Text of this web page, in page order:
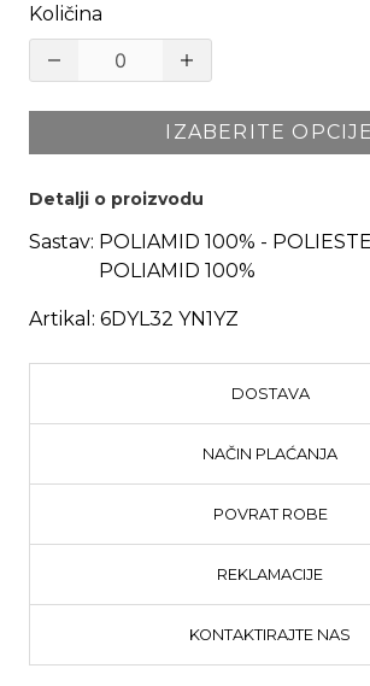
Količina
IZABERITE OPCIJE
Detalji o proizvodu
Sastav: POLIAMID 100% -
POLIAMID 100%
Artikal: 6DYL32 YN1YZ
DOSTAVA
NAČIN PLAĆANJA
POVRAT ROBE
REKLAMACIJE
KONTAKTIRAJTE NAS